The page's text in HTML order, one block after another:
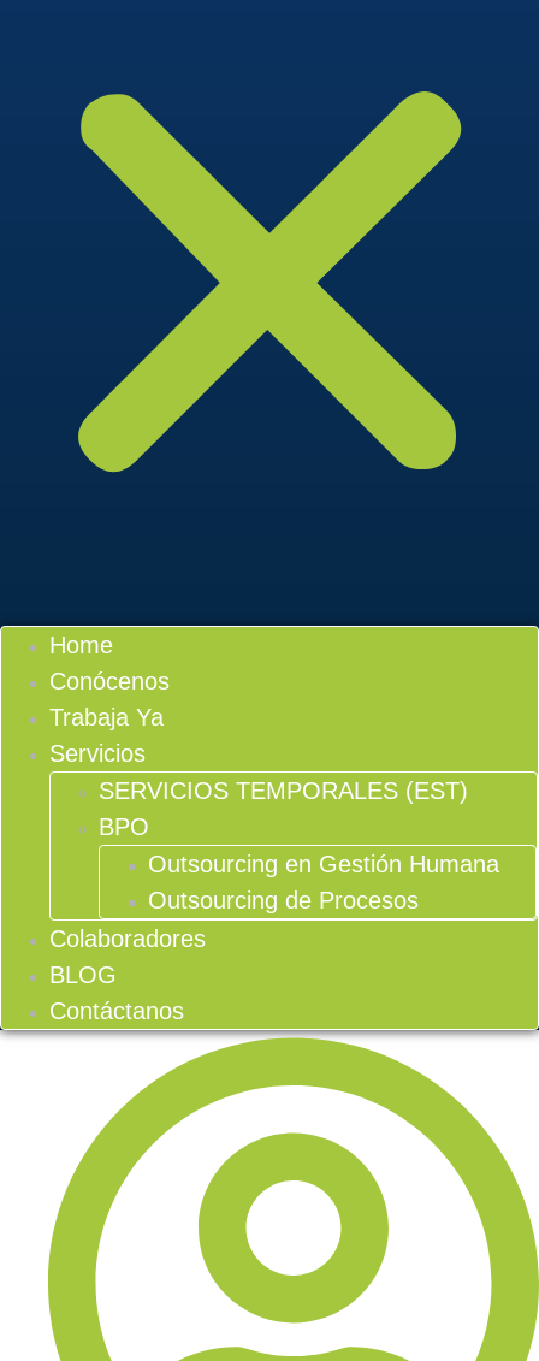
Home
Conócenos
Trabaja Ya
Servicios
SERVICIOS TEMPORALES (EST)
BPO
Outsourcing en Gestión Humana
Outsourcing de Procesos
Colaboradores
BLOG
Contáctanos